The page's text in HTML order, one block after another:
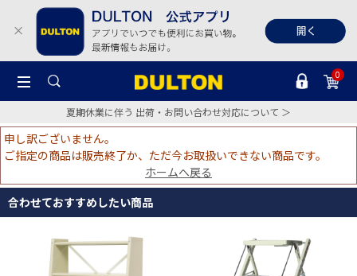
0
夏期休業に伴う 出荷・お問い合わせ対応について ＞
申し訳ございません。
ご指定の商品は販売終了か、ただ今お取扱いできない商品です。
ホームへ戻る
合わせておすすめしたい商品